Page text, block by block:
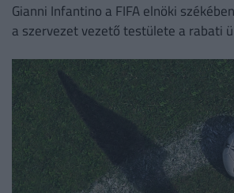
Gianni Infantino a FIFA elnöki
a szervezet vezető testülete a rabati